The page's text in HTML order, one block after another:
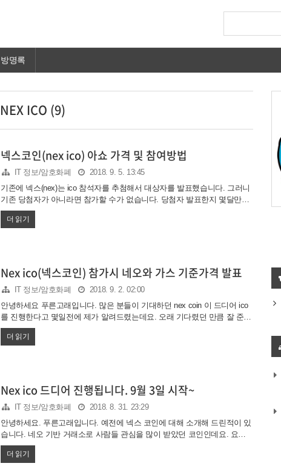
방명록
NEX ICO (9)
넥스코인(nex ico) 아쇼 가격 및 참여방법
IT 정보/암호화폐
2018. 9. 5. 13:45
기존에 넥스(nex)는 ico 참석자를 추첨해서 대상자를 발표했습니다. 그러니
기존 당첨자가 아니라면 참가할 수가 없습니다. 당첨자 발표한지 몇달만에
드디어 토큰 판매가 진행되었습니다. nex 는 네오기반이며 nep-5 토큰입니
다. 참고하세요. 1차가 드디어 오픈했네요 기간은 9.3~9.7일 5일간입니다.
은거라 3일남았는데요 현재 수요일이니 시간이 더 지나갔을 겁니다.
contribute 클릭하시면 투자가 진행됩니다. 참가자 주의사항 주의사항은 반
드시 짚고 넘어가세요 잘못하면 ..
더 읽기
Nex ico(넥스코인) 참가시 네오와 가스 기준가격 발표
IT 정보/암호화폐
2018. 9. 2. 02:00
안녕하세요 푸른고래입니다. 많은 분들이 기대하던 nex coin 이 드디어 ico
를 진행한다고 몇일전에 제가 알려드렸는데요. 오래 기다렸던 만큼 잘 준비
하셔서 참가하시기 바랍니다. 당첨자분들도 정말 이거 언제 진행되느냐면
서 엄청 불만도 많으셨을텐데요. 어쨌뜬 잘 진행하고 있다는 증거가 될 수
기반이니까요. 넥스 1차 최대 참가 가능금액은 1,000달러입니다. 이걸 네오
코인으로 받는건데요. 네오 코인 가격 기준을 정해야 몇개를 보낼지 계산이
가능하겠죠? 오늘 넥스트위터에서 이 기준을 ..
더 읽기
Nex ico 드디어 진행됩니다. 9월 3일 시작~
IT 정보/암호화폐
2018. 8. 31. 23:29
안녕하세요. 푸른고래입니다. 예전에 넥스 코인에 대해 소개해 드린적이 있
습니다. 네오 기반 거래소로 사람들 관심을 많이 받았던 코인인데요. 요즘
이 분야가 많이 관심이 떨어지면서 이 ico가 어떻게 진행될지 궁금합니다.
넥스는 아시다시피 참가자를 추첨방식으로 뽑았습니다. 즉 사고싶어도 당
더 읽기